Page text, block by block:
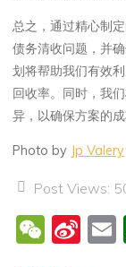
总之，通过精心制
债务清收问题，并
划将帮助我们有效
回收率。同时，我
异，以确保方案的成
Photo by Jp Valery
Post Views:
W Si